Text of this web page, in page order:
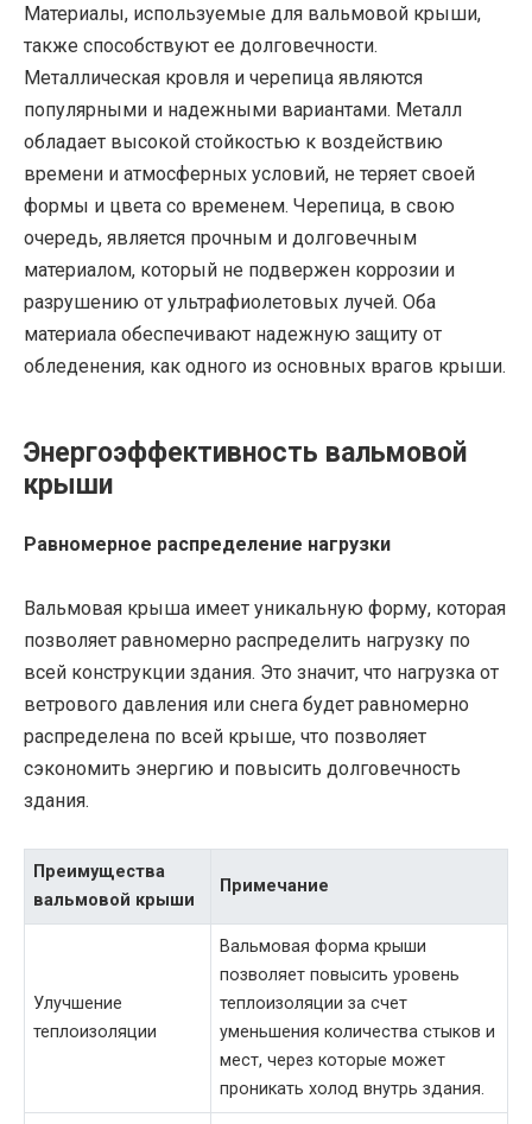
Материалы, используемые для вальмовой крыши,
также способствуют ее долговечности.
Металлическая кровля и черепица являются
популярными и надежными вариантами. Металл
обладает высокой стойкостью к воздействию
времени и атмосферных условий, не теряет своей
формы и цвета со временем. Черепица, в свою
очередь, является прочным и долговечным
материалом, который не подвержен коррозии и
разрушению от ультрафиолетовых лучей. Оба
материала обеспечивают надежную защиту от
обледенения, как одного из основных врагов крыши.
Энергоэффективность вальмовой
крыши
Равномерное распределение нагрузки
Вальмовая крыша имеет уникальную форму, которая
позволяет равномерно распределить нагрузку по
всей конструкции здания. Это значит, что нагрузка от
ветрового давления или снега будет равномерно
распределена по всей крыше, что позволяет
сэкономить энергию и повысить долговечность
здания.
Преимущества
вальмовой крыши
Примечание
Улучшение
теплоизоляции
Вальмовая форма крыши
позволяет повысить уровень
теплоизоляции за счет
уменьшения количества стыков и
мест, через которые может
проникать холод внутрь здания.